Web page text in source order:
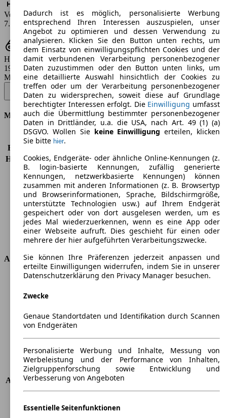
Verbrauch
7.3 - 9.3 l/100km
Hubraum
1996 ccm
Modellbezeichnung:
Primastar dCi 115 L1H1 premium Avantour (7-Si.) - 84 KW (114 PS)
(2010/12 - 2014/05)▼
Motor & Leistung
KW (PS)
84 kW (114 PS)
Beschleunigung (0-100 km/h)
Höchstgeschwindigkeit (km/h) 160 km/h
Anzahl der Gänge
6
Drehmoment
300 nm
Hubraum
1996 ccm
Kraftstoff
Diesel
Zylinder
4
Getriebe
Schaltgetriebe
Antriebsart
Vorderradantrieb
Abmessungen
Länge
4782 mm
Höhe
Radstand
-
Maximalgewicht
Türen
Sitze
7
Dachlast
-
Anhängelast (ungebremst) 750 kg
Anhängelast (gebremst)
2000 kg
Dadurch ist es möglich, personalisierte Werbung
entsprechend Ihren Interessen auszuspielen, unser
Angebot zu optimieren und dessen Verwendung zu
analysieren. Klicken Sie den Button unten rechts, um
dem Einsatz von einwilligungspflichten Cookies und der
damit verbundenen Verarbeitung personenbezogener
Daten zuzustimmen oder den Button unten links, um
eine detaillierte Auswahl hinsichtlich der Cookies zu
treffen oder um der Verarbeitung personenbezogener
Daten zu widersprechen, soweit diese auf Grundlage
berechtigter Interessen erfolgt. Die Einwilligung umfasst
auch die Übermittlung bestimmter personenbezogener
Daten in Drittländer, u.a. die USA, nach Art. 49 (1) (a)
DSGVO. Wollen Sie keine Einwilligung erteilen, klicken
Sie bitte hier.
Cookies, Endgeräte- oder ähnliche Online-Kennungen (z.
B. login-basierte Kennungen, zufällig generierte
Kennungen, netzwerkbasierte Kennungen) können
zusammen mit anderen Informationen (z. B. Browsertyp
und Browserinformationen, Sprache, Bildschirmgröße,
unterstützte Technologien usw.) auf Ihrem Endgerät
gespeichert oder von dort ausgelesen werden, um es
jedes Mal wiederzuerkennen, wenn es eine App oder
einer Webseite aufruft. Dies geschieht für einen oder
mehrere der hier aufgeführten Verarbeitungszwecke.
Sie können Ihre Präferenzen jederzeit anpassen und
erteilte Einwilligungen widerrufen, indem Sie in unserer
Datenschutzerklärung den Privacy Manager besuchen.
Zwecke
Genaue Standortdaten und Identifikation durch Scannen
von Endgeräten
Personalisierte Werbung und Inhalte, Messung von
Werbeleistung und der Performance von Inhalten,
Zielgruppenforschung sowie Entwicklung und
Verbesserung von Angeboten
Essentielle Seitenfunktionen